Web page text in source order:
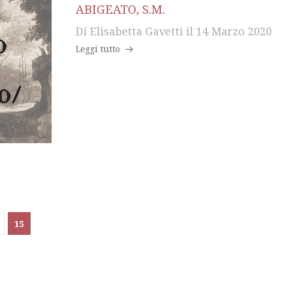
ABIGEATO, S.M.
DiElisabetta Gavetti il 14 Marzo 2020
Leggi tutto
15